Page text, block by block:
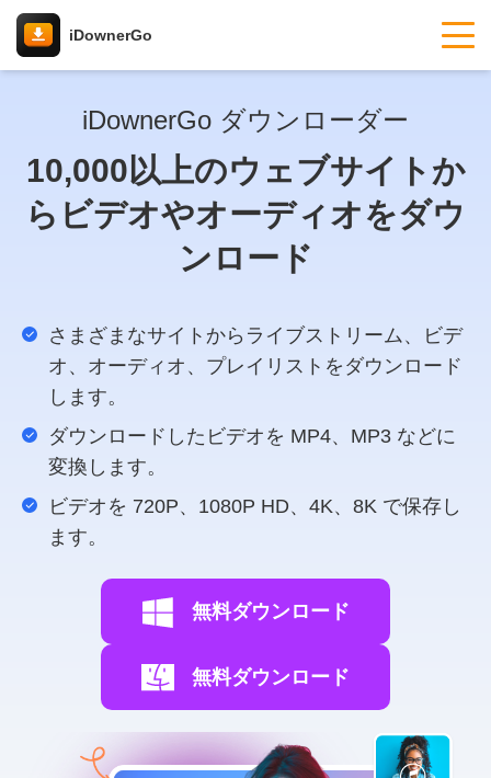
iDownerGo
iDownerGo ダウンローダー
10,000以上のウェブサイトか
らビデオやオーディオをダウ
ンロード
さまざまなサイトからライブストリーム、ビデ
オ、オーディオ、プレイリストをダウンロード
します。
ダウンロードしたビデオを MP4、MP3 などに
変換します。
ビデオを 720P、1080P HD、4K、8K で保存し
ます。
無料ダウンロード
無料ダウンロード